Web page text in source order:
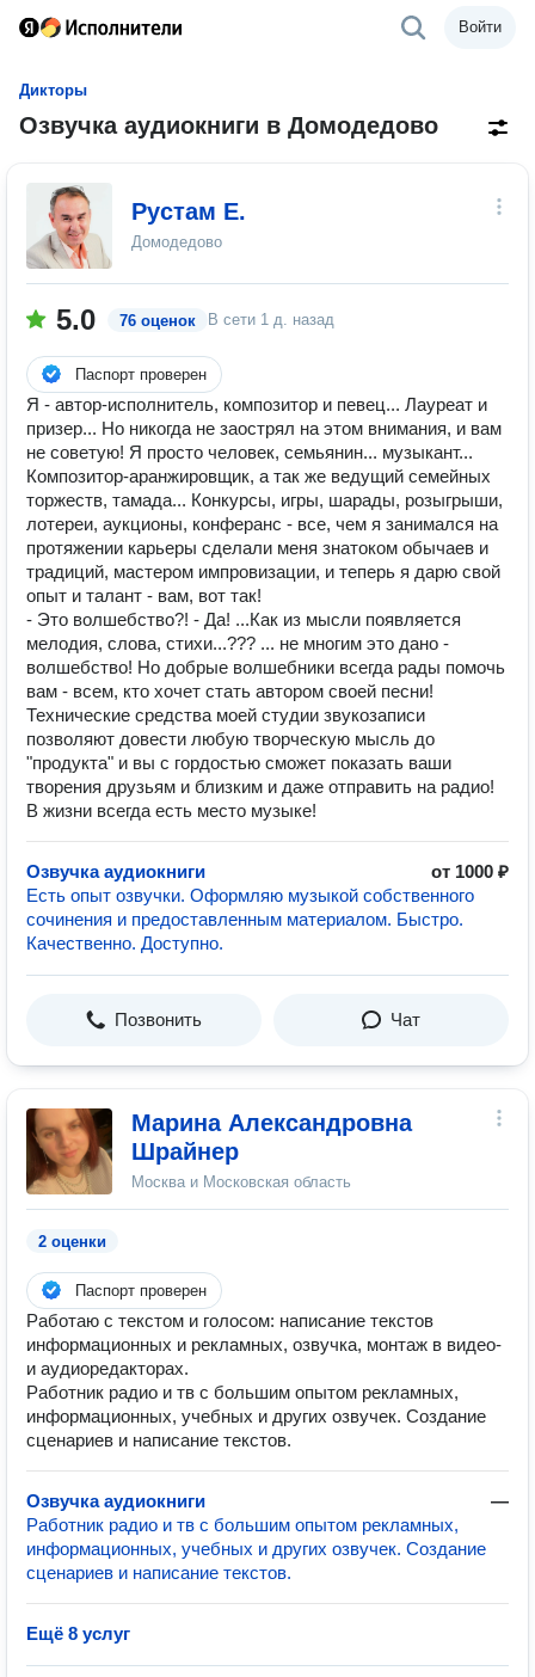
Войти
Дикторы
Озвучка аудиокниги в Домодедово
Рустам Е.
Домодедово
5.0 76 оценок В сети 1 д. назад
Паспорт проверен
Я - автор-исполнитель, композитор и певец... Лауреат и
призер... Но никогда не заострял на этом внимания, и вам
не советую! Я просто человек, семьянин... музыкант...
Композитор-аранжировщик, а так же ведущий семейных
торжеств, тамада... Конкурсы, игры, шарады, розыгрыши,
лотереи, аукционы, конферанс - все, чем я занимался на
протяжении карьеры сделали меня знатоком обычаев и
традиций, мастером импровизации, и теперь я дарю свой
опыт и талант - вам, вот так!
- Это волшебство?! - Да! ...Как из мысли появляется
мелодия, слова, стихи...??? ... не многим это дано -
волшебство! Но добрые волшебники всегда рады помочь
вам - всем, кто хочет стать автором своей песни!
Технические средства моей студии звукозаписи
позволяют довести любую творческую мысль до
"продукта" и вы с гордостью сможет показать ваши
творения друзьям и близким и даже отправить на радио!
В жизни всегда есть место музыке!
Озвучка аудиокниги
от 1000 ₽
Есть опыт озвучки. Оформляю музыкой собственного
сочинения и предоставленным материалом. Быстро.
Качественно. Доступно.
Позвонить Чат
Марина Александровна
Шрайнер
Москва и Московская область
2 оценки
Паспорт проверен
Работаю с текстом и голосом: написание текстов
информационных и рекламных, озвучка, монтаж в видео-
и аудиоредакторах.
Работник радио и тв с большим опытом рекламных,
информационных, учебных и других озвучек. Создание
сценариев и написание текстов.
Озвучка аудиокниги
—
Работник радио и тв с большим опытом рекламных,
информационных, учебных и других озвучек. Создание
сценариев и написание текстов.
Ещё 8 услуг